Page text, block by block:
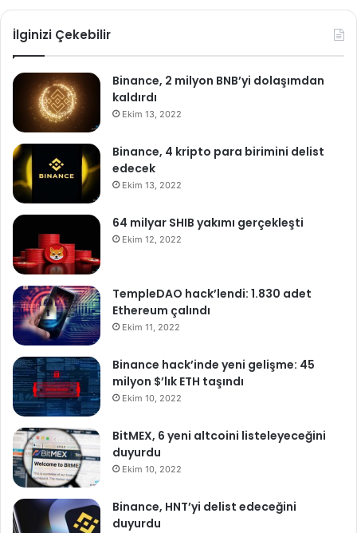
İlginizi Çekebilir
Binance, 2 milyon BNB’yi dolaşımdan
kaldırdı
Ekim 13, 2022
Binance, 4 kripto para birimini delist
edecek
Ekim 13, 2022
64 milyar SHIB yakımı gerçekleşti
Ekim 12, 2022
TempleDAO hack’lendi: 1.830 adet
Ethereum çalındı
Ekim 11, 2022
Binance hack’inde yeni gelişme: 45
milyon $’lık ETH taşındı
Ekim 10, 2022
BitMEX, 6 yeni altcoini listeleyeceğini
duyurdu
Ekim 10, 2022
Binance, HNT’yi delist edeceğini
duyurdu